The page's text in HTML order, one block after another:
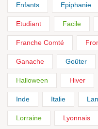
Enfants Epiphanie
Etudiant Facile
Franche Comté
Ganache Goûter
Halloween Hiver
Inde Italie
Lorraine Lyonnais